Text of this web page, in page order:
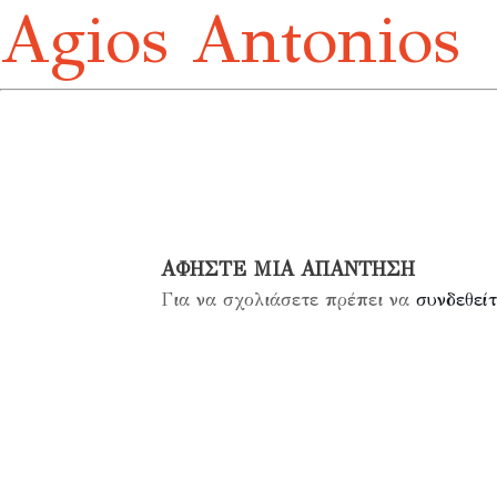
Agios Antonios
ΑΦΉΣΤΕ ΜΙΑ ΑΠΆΝΤΗΣΗ
Για να σχολιάσετε πρέπει να